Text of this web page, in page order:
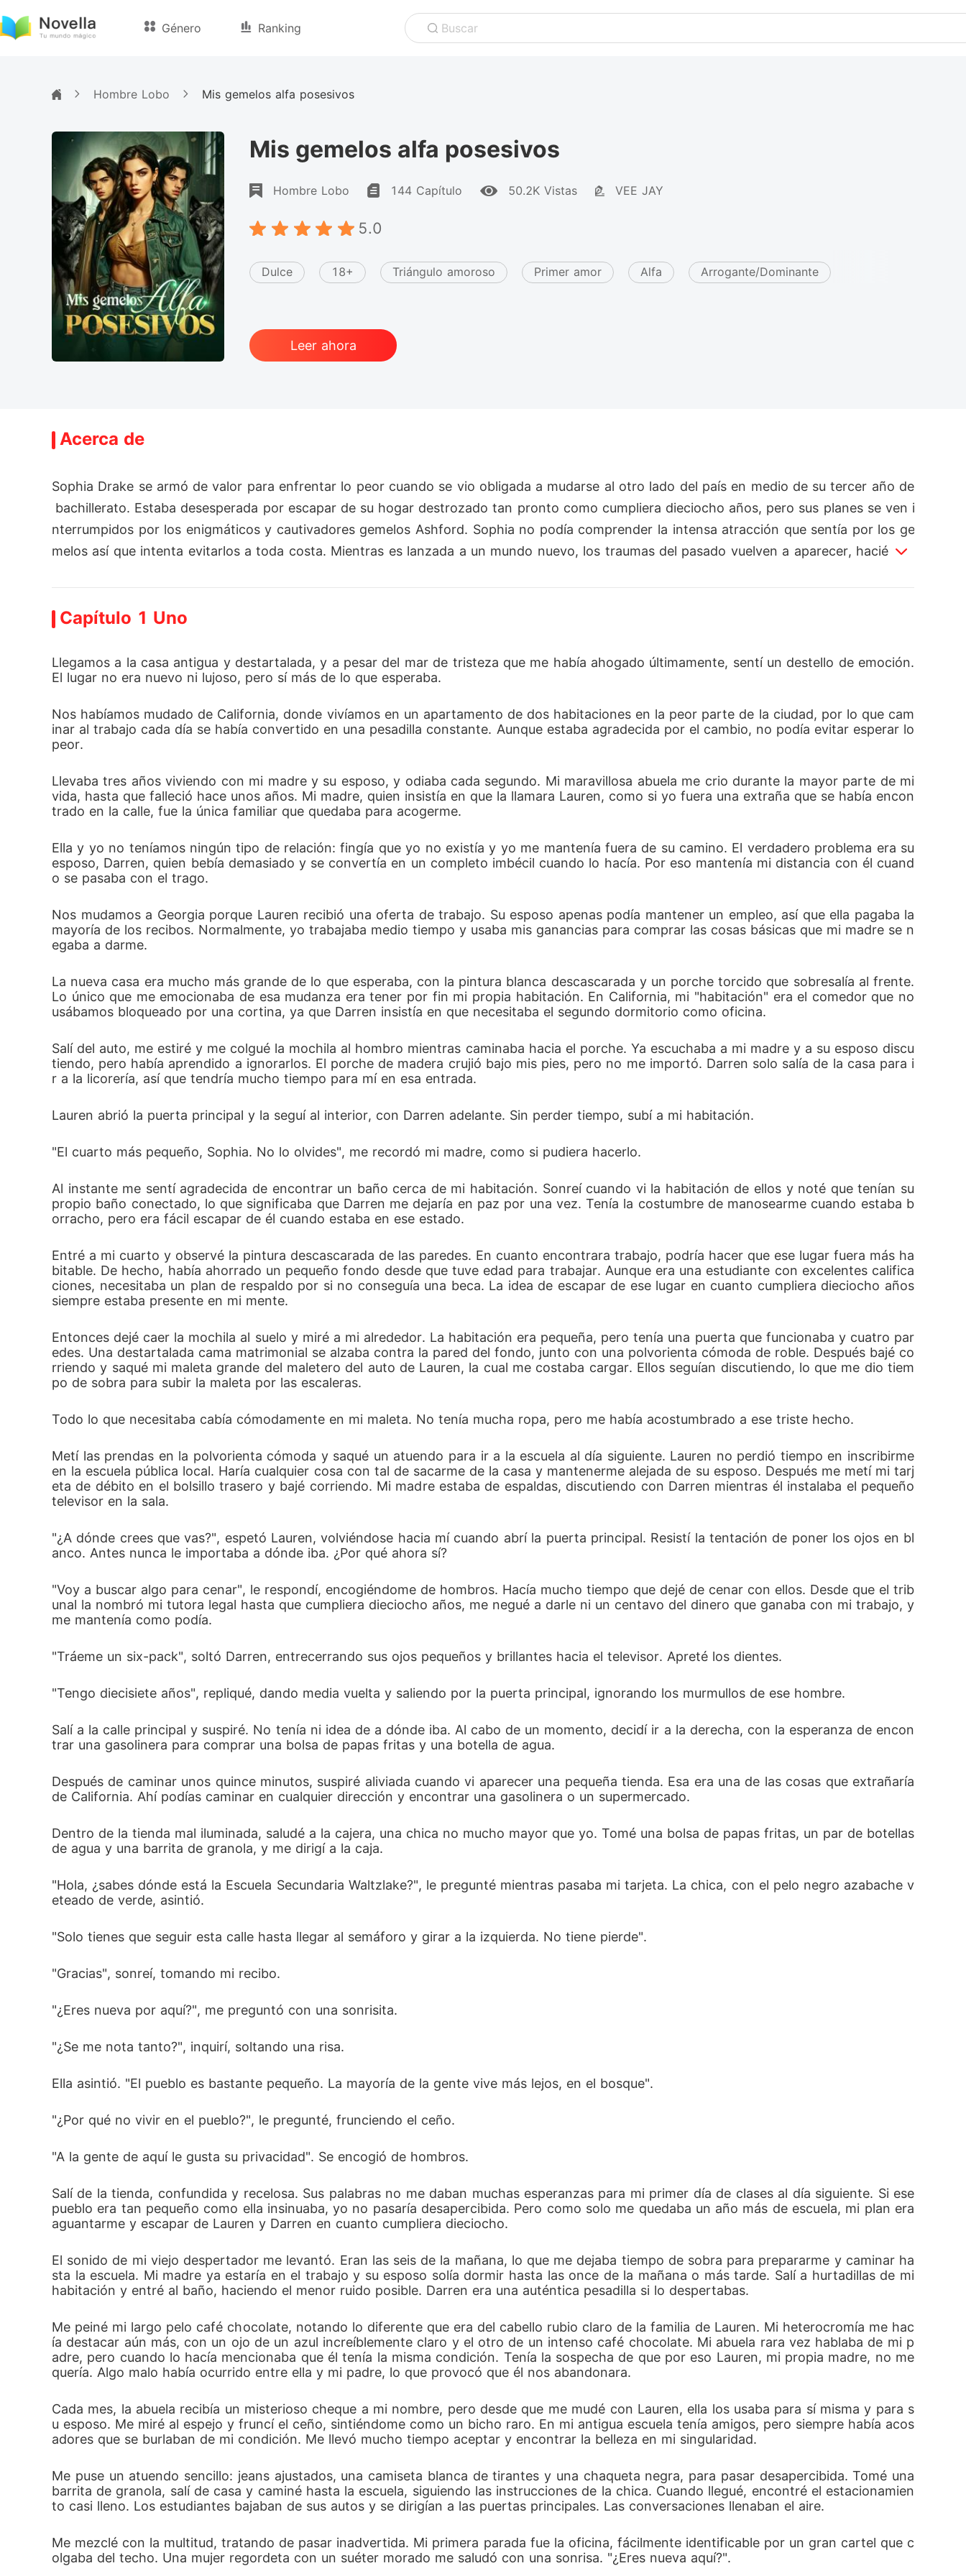
Género Ranking Buscar
Hombre Lobo Mis gemelos alfa posesivos
Mis gemelos alfa posesivos
Hombre Lobo 144 Capítulo 50.2K Vistas VEE JAY
5.0
Dulce 18+ Triángulo amoroso Primer amor Alfa Arrogante/Dominante
Leer ahora
Acerca de
Sophia Drake se armó de valor para enfrentar lo peor cuando se vio obligada a mudarse al otro lado del país en medio de su tercer año de
bachillerato. Estaba desesperada por escapar de su hogar destrozado tan pronto como cumpliera dieciocho años, pero sus planes se ven i
nterrumpidos por los enigmáticos y cautivadores gemelos Ashford. Sophia no podía comprender la intensa atracción que sentía por los ge
melos así que intenta evitarlos a toda costa. Mientras es lanzada a un mundo nuevo, los traumas del pasado vuelven a aparecer, haciéndol
Capítulo 1 Uno
Llegamos a la casa antigua y destartalada, y a pesar del mar de tristeza que me había ahogado últimamente, sentí un destello de emoción.
El lugar no era nuevo ni lujoso, pero sí más de lo que esperaba.
Nos habíamos mudado de California, donde vivíamos en un apartamento de dos habitaciones en la peor parte de la ciudad, por lo que cam
inar al trabajo cada día se había convertido en una pesadilla constante. Aunque estaba agradecida por el cambio, no podía evitar esperar lo
peor.
Llevaba tres años viviendo con mi madre y su esposo, y odiaba cada segundo. Mi maravillosa abuela me crio durante la mayor parte de mi
vida, hasta que falleció hace unos años. Mi madre, quien insistía en que la llamara Lauren, como si yo fuera una extraña que se había encon
trado en la calle, fue la única familiar que quedaba para acogerme.
Ella y yo no teníamos ningún tipo de relación: fingía que yo no existía y yo me mantenía fuera de su camino. El verdadero problema era su
esposo, Darren, quien bebía demasiado y se convertía en un completo imbécil cuando lo hacía. Por eso mantenía mi distancia con él cuand
o se pasaba con el trago.
Nos mudamos a Georgia porque Lauren recibió una oferta de trabajo. Su esposo apenas podía mantener un empleo, así que ella pagaba la
mayoría de los recibos. Normalmente, yo trabajaba medio tiempo y usaba mis ganancias para comprar las cosas básicas que mi madre se n
egaba a darme.
La nueva casa era mucho más grande de lo que esperaba, con la pintura blanca descascarada y un porche torcido que sobresalía al frente.
Lo único que me emocionaba de esa mudanza era tener por fin mi propia habitación. En California, mi "habitación" era el comedor que no
usábamos bloqueado por una cortina, ya que Darren insistía en que necesitaba el segundo dormitorio como oficina.
Salí del auto, me estiré y me colgué la mochila al hombro mientras caminaba hacia el porche. Ya escuchaba a mi madre y a su esposo discu
tiendo, pero había aprendido a ignorarlos. El porche de madera crujió bajo mis pies, pero no me importó. Darren solo salía de la casa para i
r a la licorería, así que tendría mucho tiempo para mí en esa entrada.
Lauren abrió la puerta principal y la seguí al interior, con Darren adelante. Sin perder tiempo, subí a mi habitación.
"El cuarto más pequeño, Sophia. No lo olvides", me recordó mi madre, como si pudiera hacerlo.
Al instante me sentí agradecida de encontrar un baño cerca de mi habitación. Sonreí cuando vi la habitación de ellos y noté que tenían su
propio baño conectado, lo que significaba que Darren me dejaría en paz por una vez. Tenía la costumbre de manosearme cuando estaba b
orracho, pero era fácil escapar de él cuando estaba en ese estado.
Entré a mi cuarto y observé la pintura descascarada de las paredes. En cuanto encontrara trabajo, podría hacer que ese lugar fuera más ha
bitable. De hecho, había ahorrado un pequeño fondo desde que tuve edad para trabajar. Aunque era una estudiante con excelentes califica
ciones, necesitaba un plan de respaldo por si no conseguía una beca. La idea de escapar de ese lugar en cuanto cumpliera dieciocho años
siempre estaba presente en mi mente.
Entonces dejé caer la mochila al suelo y miré a mi alrededor. La habitación era pequeña, pero tenía una puerta que funcionaba y cuatro par
edes. Una destartalada cama matrimonial se alzaba contra la pared del fondo, junto con una polvorienta cómoda de roble. Después bajé co
rriendo y saqué mi maleta grande del maletero del auto de Lauren, la cual me costaba cargar. Ellos seguían discutiendo, lo que me dio tiem
po de sobra para subir la maleta por las escaleras.
Todo lo que necesitaba cabía cómodamente en mi maleta. No tenía mucha ropa, pero me había acostumbrado a ese triste hecho.
Metí las prendas en la polvorienta cómoda y saqué un atuendo para ir a la escuela al día siguiente. Lauren no perdió tiempo en inscribirme
en la escuela pública local. Haría cualquier cosa con tal de sacarme de la casa y mantenerme alejada de su esposo. Después me metí mi tarj
eta de débito en el bolsillo trasero y bajé corriendo. Mi madre estaba de espaldas, discutiendo con Darren mientras él instalaba el pequeño
televisor en la sala.
"¿A dónde crees que vas?", espetó Lauren, volviéndose hacia mí cuando abrí la puerta principal. Resistí la tentación de poner los ojos en bl
anco. Antes nunca le importaba a dónde iba. ¿Por qué ahora sí?
"Voy a buscar algo para cenar", le respondí, encogiéndome de hombros. Hacía mucho tiempo que dejé de cenar con ellos. Desde que el trib
unal la nombró mi tutora legal hasta que cumpliera dieciocho años, me negué a darle ni un centavo del dinero que ganaba con mi trabajo, y
me mantenía como podía.
"Tráeme un six-pack", soltó Darren, entrecerrando sus ojos pequeños y brillantes hacia el televisor. Apreté los dientes.
"Tengo diecisiete años", repliqué, dando media vuelta y saliendo por la puerta principal, ignorando los murmullos de ese hombre.
Salí a la calle principal y suspiré. No tenía ni idea de a dónde iba. Al cabo de un momento, decidí ir a la derecha, con la esperanza de encon
trar una gasolinera para comprar una bolsa de papas fritas y una botella de agua.
Después de caminar unos quince minutos, suspiré aliviada cuando vi aparecer una pequeña tienda. Esa era una de las cosas que extrañaría
de California. Ahí podías caminar en cualquier dirección y encontrar una gasolinera o un supermercado.
Dentro de la tienda mal iluminada, saludé a la cajera, una chica no mucho mayor que yo. Tomé una bolsa de papas fritas, un par de botellas
de agua y una barrita de granola, y me dirigí a la caja.
"Hola, ¿sabes dónde está la Escuela Secundaria Waltzlake?", le pregunté mientras pasaba mi tarjeta. La chica, con el pelo negro azabache v
eteado de verde, asintió.
"Solo tienes que seguir esta calle hasta llegar al semáforo y girar a la izquierda. No tiene pierde".
"Gracias", sonreí, tomando mi recibo.
"¿Eres nueva por aquí?", me preguntó con una sonrisita.
"¿Se me nota tanto?", inquirí, soltando una risa.
Ella asintió. "El pueblo es bastante pequeño. La mayoría de la gente vive más lejos, en el bosque".
"¿Por qué no vivir en el pueblo?", le pregunté, frunciendo el ceño.
"A la gente de aquí le gusta su privacidad". Se encogió de hombros.
Salí de la tienda, confundida y recelosa. Sus palabras no me daban muchas esperanzas para mi primer día de clases al día siguiente. Si ese
pueblo era tan pequeño como ella insinuaba, yo no pasaría desapercibida. Pero como solo me quedaba un año más de escuela, mi plan era
aguantarme y escapar de Lauren y Darren en cuanto cumpliera dieciocho.
El sonido de mi viejo despertador me levantó. Eran las seis de la mañana, lo que me dejaba tiempo de sobra para prepararme y caminar ha
sta la escuela. Mi madre ya estaría en el trabajo y su esposo solía dormir hasta las once de la mañana o más tarde. Salí a hurtadillas de mi
habitación y entré al baño, haciendo el menor ruido posible. Darren era una auténtica pesadilla si lo despertabas.
Me peiné mi largo pelo café chocolate, notando lo diferente que era del cabello rubio claro de la familia de Lauren. Mi heterocromía me hac
ía destacar aún más, con un ojo de un azul increíblemente claro y el otro de un intenso café chocolate. Mi abuela rara vez hablaba de mi p
adre, pero cuando lo hacía mencionaba que él tenía la misma condición. Tenía la sospecha de que por eso Lauren, mi propia madre, no me
quería. Algo malo había ocurrido entre ella y mi padre, lo que provocó que él nos abandonara.
Cada mes, la abuela recibía un misterioso cheque a mi nombre, pero desde que me mudé con Lauren, ella los usaba para sí misma y para s
u esposo. Me miré al espejo y fruncí el ceño, sintiéndome como un bicho raro. En mi antigua escuela tenía amigos, pero siempre había acos
adores que se burlaban de mi condición. Me llevó mucho tiempo aceptar y encontrar la belleza en mi singularidad.
Me puse un atuendo sencillo: jeans ajustados, una camiseta blanca de tirantes y una chaqueta negra, para pasar desapercibida. Tomé una
barrita de granola, salí de casa y caminé hasta la escuela, siguiendo las instrucciones de la chica. Cuando llegué, encontré el estacionamien
to casi lleno. Los estudiantes bajaban de sus autos y se dirigían a las puertas principales. Las conversaciones llenaban el aire.
Me mezclé con la multitud, tratando de pasar inadvertida. Mi primera parada fue la oficina, fácilmente identificable por un gran cartel que c
olgaba del techo. Una mujer regordeta con un suéter morado me saludó con una sonrisa. "¿Eres nueva aquí?".